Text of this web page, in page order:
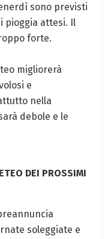
sono previsti
pioggia attesi. Il
forte.
migliorerà
e
nella
debole e le
DEI PROSSIMI
soleggiate e